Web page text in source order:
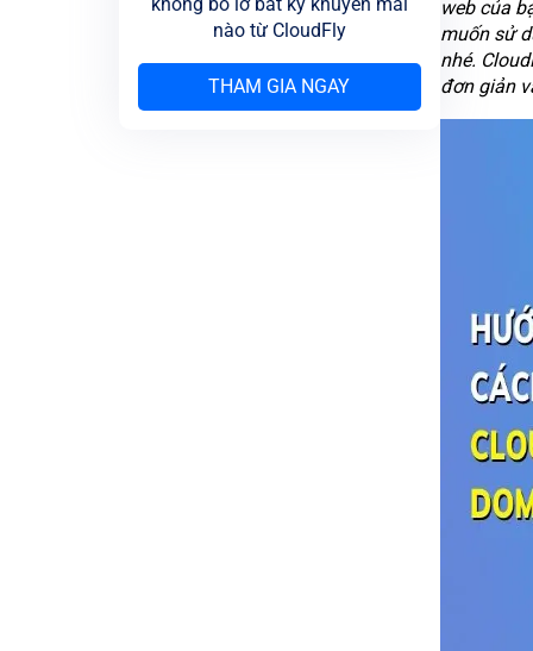
nào từ CloudFly
THAM GIA NGAY
web của
muốn sử
nhé.
đơn giản